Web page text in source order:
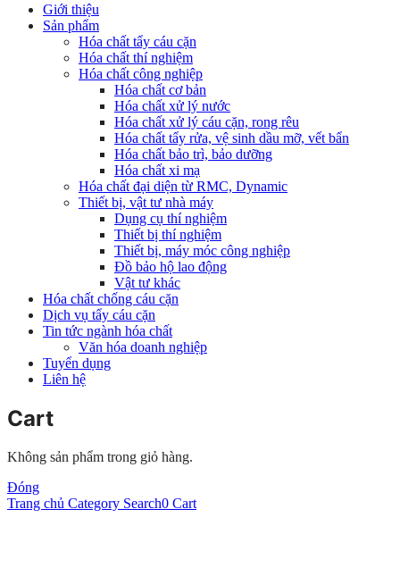
Giới thiệu
Sản phẩm
Hóa chất tẩy cáu cặn
Hóa chất thí nghiệm
Hóa chất công nghiệp
Hóa chất cơ bản
Hóa chất xử lý nước
Hóa chất xử lý cáu cặn, rong rêu
Hóa chất tẩy rửa, vệ sinh dầu mỡ, vết bẩn
Hóa chất bảo trì, bảo dưỡng
Hóa chất xi mạ
Hóa chất đại diện từ RMC, Dynamic
Thiết bị, vật tư nhà máy
Dụng cụ thí nghiệm
Thiết bị thí nghiệm
Thiết bị, máy móc công nghiệp
Đồ bảo hộ lao động
Vật tư khác
Hóa chất chống cáu cặn
Dịch vụ tẩy cáu cặn
Tin tức ngành hóa chất
Văn hóa doanh nghiệp
Tuyển dụng
Liên hệ
Cart
Không sản phẩm trong giỏ hàng.
Đóng
Trang chủ Category Search0 Cart